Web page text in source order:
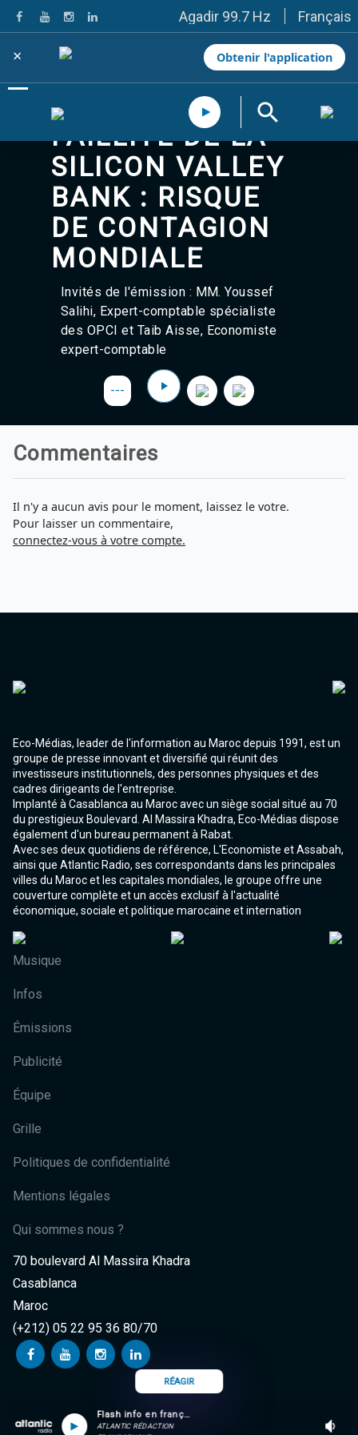
Agadir 99.7 Hz
Tanger 103.3 Hz
Tétouan 87.8 Hz
Fès 98.8 Hz
Meknès 97.2 Hz
El Jadida 97.3
Settat 104,6
Essaouira 96.6
Safi 92.3
Taza 103.0
Taounate 95.6
Tiznit 103.1
SkhourRhamna 92.2
Taroudant 104.9
Guelmim 91.9
Tan-Tan 95.2
Tafraout 104.9
Casablanca 92.5 Hz
Rabat, Salé 106.9 Hz
Marrakech 90.5 Hz
Tanger 103.3 Hz
Tétouan 87.8 Hz
Essaouira 96.6
Français
× Obtenir l'application
FAILLITE DE LA
SILICON VALLEY
BANK : RISQUE
DE CONTAGION
MONDIALE
Invités de l'émission : MM. Youssef
Salihi, Expert-comptable spécialiste
des OPCI et Taib Aisse, Economiste
expert-comptable
---
Commentaires
Il n'y a aucun avis pour le moment, laissez le votre.
Pour laisser un commentaire,
connectez-vous à votre compte.
Flash info en français
ATLANTIC RÉDACTION
RÉAGIR
Eco-Médias, leader de l'information au Maroc depuis 1991, est un
groupe de presse innovant et diversifié qui réunit des
investisseurs institutionnels, des personnes physiques et des
cadres dirigeants de l'entreprise.
Implanté à Casablanca au Maroc avec un siège social situé au 70
du prestigieux Boulevard. Al Massira Khadra, Eco-Médias dispose
également d'un bureau permanent à Rabat.
Avec ses deux quotidiens de référence, L'Economiste et Assabah,
ainsi que Atlantic Radio, ses correspondants dans les principales
villes du Maroc et les capitales mondiales, le groupe offre une
couverture complète et un accès exclusif à l'actualité
économique, sociale et politique marocaine et internation
Musique
Infos
Émissions
Publicité
Équipe
Grille
Politiques de confidentialité
Mentions légales
Qui sommes nous ?
70 boulevard Al Massira Khadra
Casablanca
Maroc
(+212) 05 22 95 36 80/70